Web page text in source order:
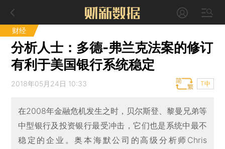
财经
分析人士：多德-弗兰克法案的修订
有利于美国银行系统稳定
2018年05月24日 10:33 T中
在2008年金融危机发生之时，贝尔斯登、黎曼兄弟等
中型银行及投资银行最受冲击，它们也是系统中最不
稳定的企业。奥本海默公司的高级分析师Chris